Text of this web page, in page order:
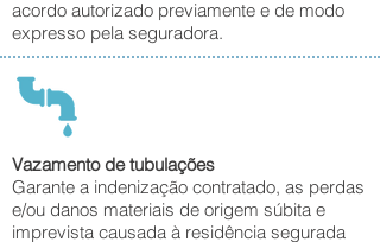
acordo autorizado previamente e de modo
expresso pela seguradora.
Vazamento de tubulações
Garante a indenização contratado, as perdas
e/ou danos materiais de origem súbita e
imprevista causada à residência segurada